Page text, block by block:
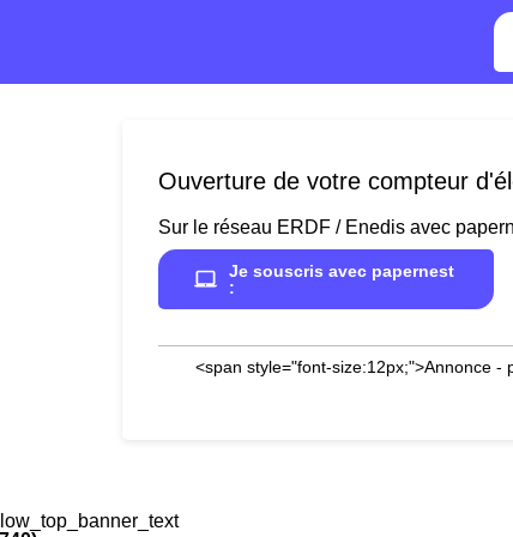
Ouverture de votre compteur
Sur le réseau ERDF / Enedis avec
Je souscris avec papernest
:
<span style="font-size:12px;">Annonce -